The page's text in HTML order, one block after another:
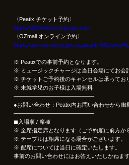
〈Peatix チケット予約〉
https://0205moment.peatix.com
〈OZmall オンライン予約〉
https://spn.ozmall.co.jp/restaurant/7682/plan/
※ Peatixでの事前予約となります。
※ ミュージックチャージは当日会場にてお会
※ チケットご予約後のキャンセルは承ってお
※ 未就学児のお子様は入場無料
——————————————–
●お問い合わせ：Peatix内お問い合わせから御
——————————————–
◼︎入場順 / 席種
※ 全席指定席となります（ご予約順に前方か
※ テーブルは相席になる場合がございます。
※ 配席については当日に確定いたします。
事前のお問い合わせにはお答えいたしかねま